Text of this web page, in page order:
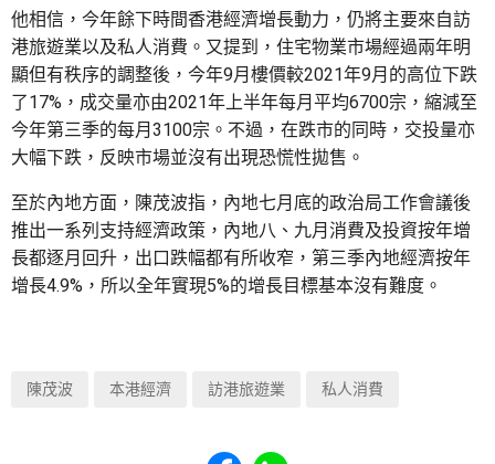
他相信，今年餘下時間香港經濟增長動力，仍將主要來自訪
港旅遊業以及私人消費。又提到，住宅物業市場經過兩年明
顯但有秩序的調整後，今年9月樓價較2021年9月的高位下跌
了17%，成交量亦由2021年上半年每月平均6700宗，縮減至
今年第三季的每月3100宗。不過，在跌市的同時，交投量亦
大幅下跌，反映市場並沒有出現恐慌性拋售。
至於內地方面，陳茂波指，內地七月底的政治局工作會議後
推出一系列支持經濟政策，內地八、九月消費及投資按年增
長都逐月回升，出口跌幅都有所收窄，第三季內地經濟按年
增長4.9%，所以全年實現5%的增長目標基本沒有難度。
陳茂波 本港經濟 訪港旅遊業 私人消費
Share to Facebook
Share to WhatsApp